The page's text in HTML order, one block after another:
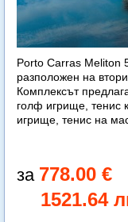
Porto Carras Meliton
разположен на
Комплексът
голф игрище, тенис
игрище, тенис на
778.00 €
1521.64